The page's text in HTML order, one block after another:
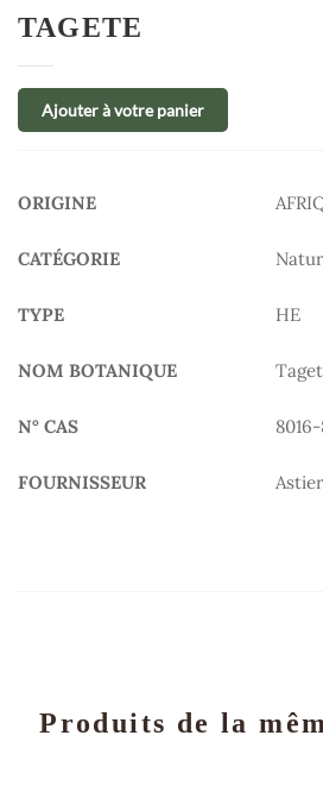
TAGETE
Ajouter à votre panier
ORIGINE
CATÉGORIE
TYPE HE
NOM BOTANIQUE
N° CAS
FOURNISSEUR
Produits de la